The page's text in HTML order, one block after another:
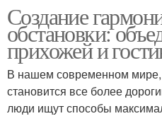
Создание
обстановки:
прихожей и
В нашем современном мире,
становится все более
люди ищут способы